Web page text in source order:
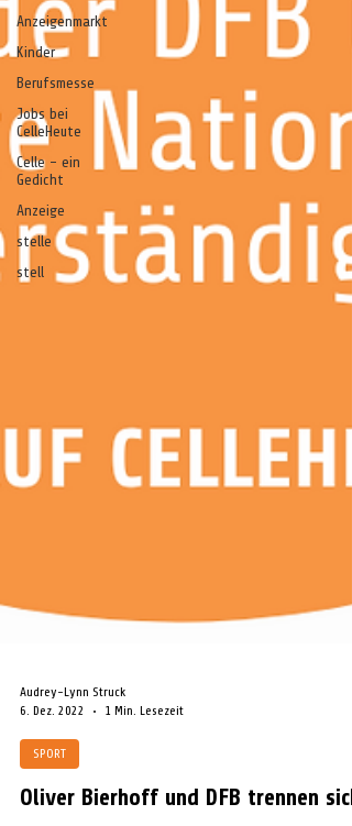
Anzeigenmarkt
Kinder
Berufsmesse
Jobs bei
CelleHeute
Celle - ein
Gedicht
Anzeige
stelle
stell
Audrey-Lynn Struck
6. Dez. 2022
SPORT